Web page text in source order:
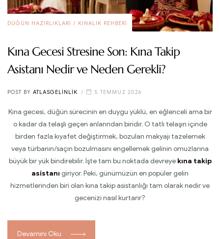
DÜĞÜN HAZIRLIKLARI / KINALIK REHBERI
Kına Gecesi Stresine Son: Kına Takip
Asistanı Nedir ve Neden Gerekli?
POST BY ATLASGELINLIK 5 TEMMUZ 2026
Kına gecesi, düğün sürecinin en duygu yüklü, en eğlenceli ama bir
o kadar da telaşlı geçen anlarından biridir. O tatlı telaşın içinde
birden fazla kıyafet değiştirmek, bozulan makyajı tazelemek
veya türbanın/saçın bozulmasını engellemek gelinin omuzlarına
büyük bir yük bindirebilir. İşte tam bu noktada devreye kına takip
asistanı giriyor. Peki, günümüzün en popüler gelin
hizmetlerinden biri olan kına takip asistanlığı tam olarak nedir ve
gecenizi nasıl kurtarır?
Devamını Oku